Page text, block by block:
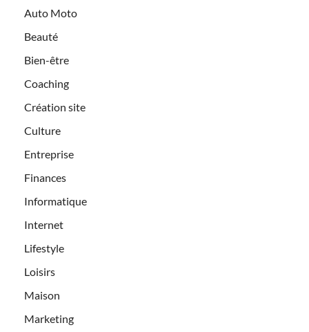
Auto Moto
Beauté
Bien-être
Coaching
Création site
Culture
Entreprise
Finances
Informatique
Internet
Lifestyle
Loisirs
Maison
Marketing